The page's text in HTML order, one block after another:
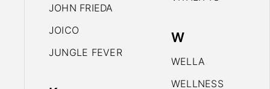
JOHN FRIEDA
JOICO
JUNGLE FEVER
W
WELLA
WELLNESS